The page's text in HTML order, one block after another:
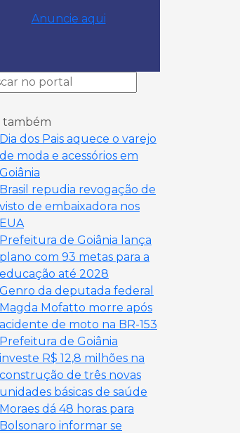
Anuncie aqui
também
Dia dos Pais aquece o varejo
de moda e acessórios em
Goiânia
Brasil repudia revogação de
visto de embaixadora nos
EUA
Prefeitura de Goiânia lança
plano com 93 metas para a
educação até 2028
Genro da deputada federal
Magda Mofatto morre após
acidente de moto na BR-153
Prefeitura de Goiânia
investe R$ 12,8 milhões na
construção de três novas
unidades básicas de saúde
Moraes dá 48 horas para
Bolsonaro informar se